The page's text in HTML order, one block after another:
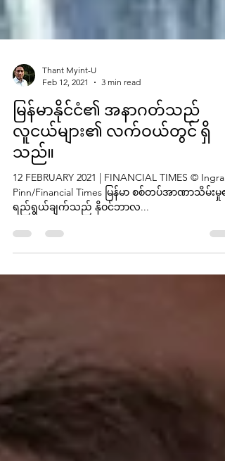
Thant Myint-U
Feb 12, 2021
3 min read
မြန်မာနိုင်ငံ၏ အနာဂတ်သည်
လူငယ်များ၏ လက်ဝယ်တွင် ရှိ
သည်။
12 FEBRUARY 2021 | FINANCIAL TIMES © Ingram
ရည်ရွယ်ချက်သည် နိုဝင်ဘာလ...